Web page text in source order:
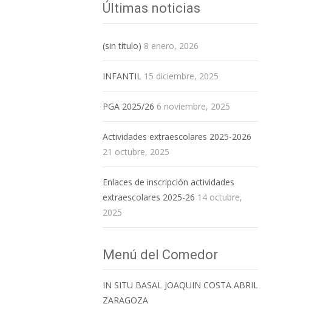
Últimas noticias
(sin título) 8 enero, 2026
INFANTIL 15 diciembre, 2025
PGA 2025/26 6 noviembre, 2025
Actividades extraescolares 2025-2026
21 octubre, 2025
Enlaces de inscripción actividades
extraescolares 2025-26 14 octubre,
2025
Menú del Comedor
IN SITU BASAL JOAQUIN COSTA ABRIL
ZARAGOZA